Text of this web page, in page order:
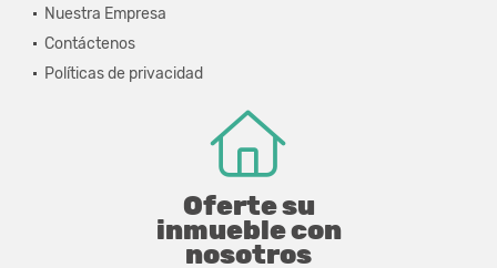
Nuestra Empresa
Contáctenos
Políticas de privacidad
Oferte su
inmueble con
nosotros